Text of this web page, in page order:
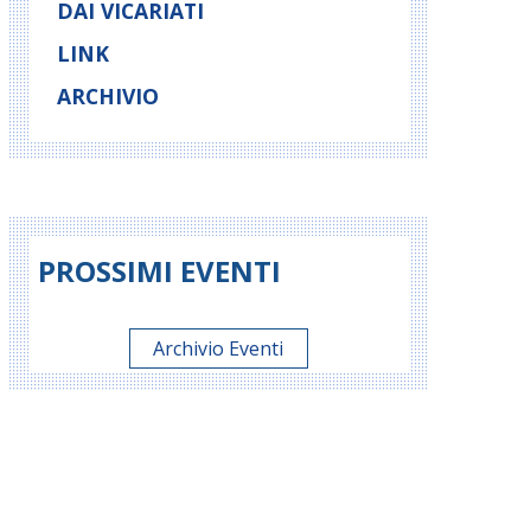
DAI VICARIATI
LINK
ARCHIVIO
PROSSIMI EVENTI
Archivio Eventi